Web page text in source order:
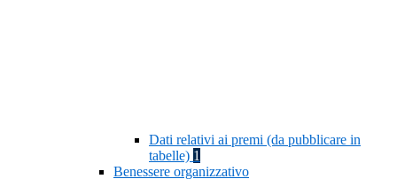
Dati relativi ai premi (da pubblicare in
tabelle) 1
Benessere organizzativo